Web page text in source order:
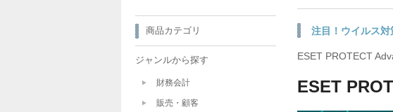
注目！ウイルス対
ESET PROTECT
ESET
商品カテゴリ
ジャンルから探す
財務会計
販売・顧客